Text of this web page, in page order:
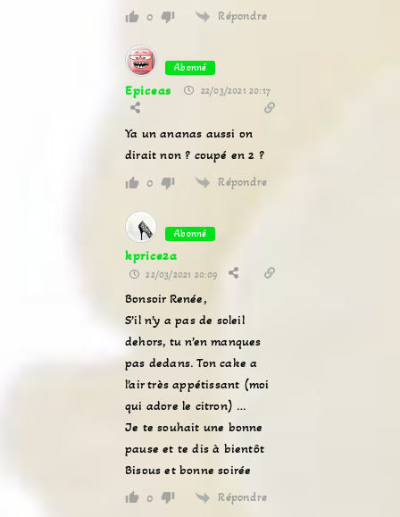
0 Répondre
Abonné
Epiceas 22/03/2021 20:17
Ya un ananas aussi on
dirait non ? coupé en 2 ?
0 Répondre
Abonné
kprice2a
22/03/2021 20:09
Bonsoir Renée,
S’il n’y a pas de soleil
dehors, tu n’en manques
pas dedans. Ton cake a
l’air très appétissant (moi
qui adore le citron) …
Je te souhait une bonne
pause et te dis à bientôt
Bisous et bonne soirée
0 Répondre